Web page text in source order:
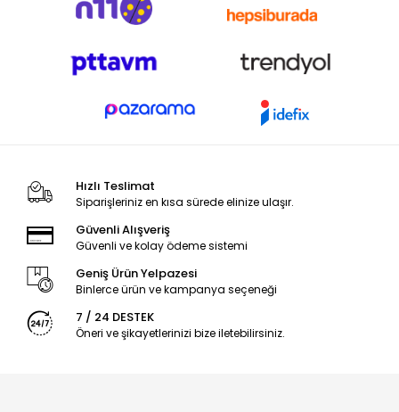
Hızlı Teslimat
Siparişleriniz en kısa sürede elinize ulaşır.
Güvenli Alışveriş
Güvenli ve kolay ödeme sistemi
Geniş Ürün Yelpazesi
Binlerce ürün ve kampanya seçeneği
7 / 24 DESTEK
Öneri ve şikayetlerinizi bize iletebilirsiniz.